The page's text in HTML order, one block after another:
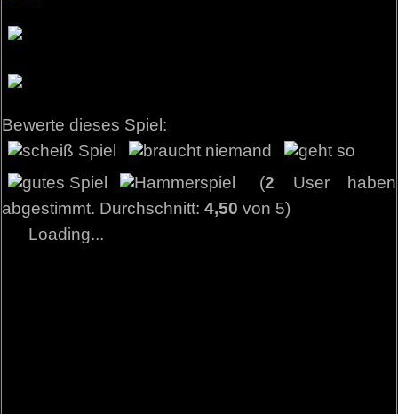
Bewerte dieses Spiel:
(2 User haben
abgestimmt. Durchschnitt:4,50 von 5)
Loading...